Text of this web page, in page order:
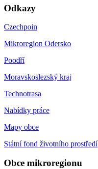
Odkazy
Czechpoin
Mikroregion Odersko
Poodří
Moravskoslezský kraj
Technotrasa
Nabídky práce
Mapy obce
Státní fond životního prostředí
Obce mikroregionu